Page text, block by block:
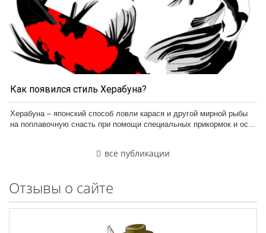
Как появился стиль Херабуна?
Херабуна – японский способ ловли карася и другой мирной рыбы
на поплавочную снасть при помощи специальных прикормок и ос...
все публикации
Отзывы о сайте